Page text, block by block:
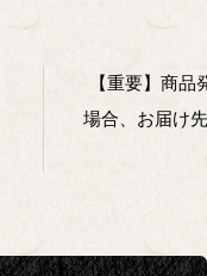
【重要】商
場合、お届け